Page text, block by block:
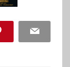
Pinterest Email